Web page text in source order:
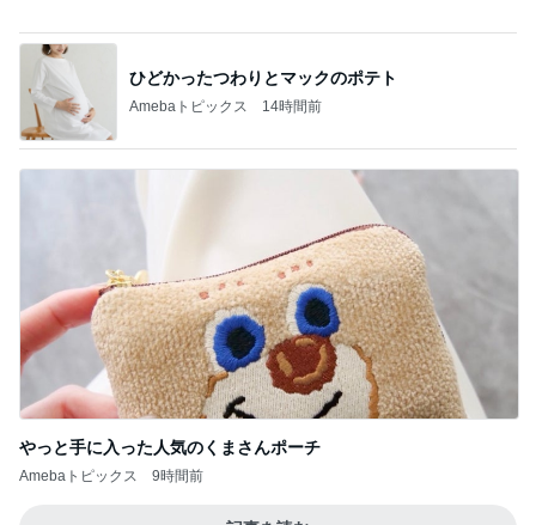
上原さくら AIの食事採点で93点
美奈代 探してた3coinsホルダー
肝心な物を買い忘れたお買い物
Amebaトピックス 1日前